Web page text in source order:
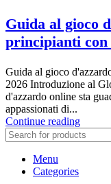
Guida al gioco
principianti con
Guida al gioco
2026 Introduzione al
d'azzardo online sta
appassionati di...
Continue reading
Menu
Categories